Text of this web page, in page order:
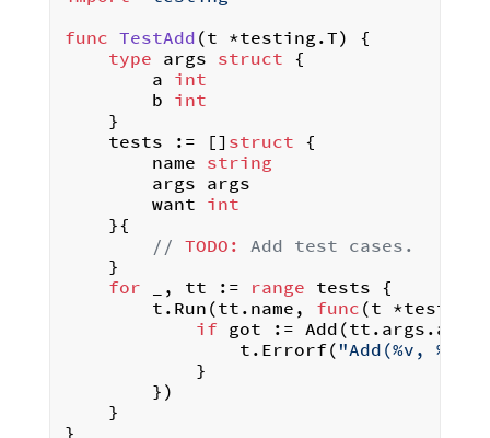
func TestAdd (t *testing.T)
{
type args struct {
		a
int
		b
int
	tests := []
struct {
		name
string
		want
int
// TODO:
Add test cases.
for _, tt := range tests {
		t.Run(tt.name,
func (t
if got := Add(tt.args.a,
				t.Errorf(
"Add(%v, %v)